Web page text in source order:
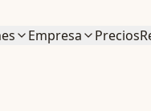
Empresa Precios